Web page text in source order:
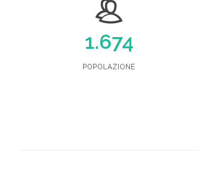
1.674
POPOLAZIONE